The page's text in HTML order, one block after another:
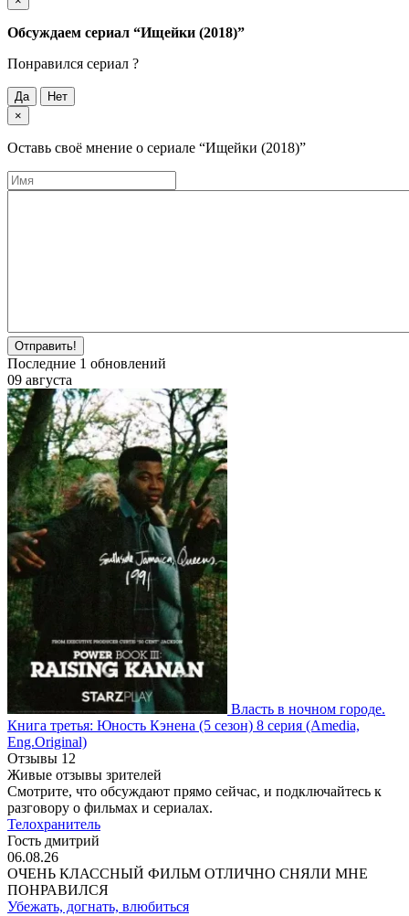
Обсуждаем cериал “Ищейки (2018)”
Понравился cериал ?
Да
Нет
×
Оставь своё мнение о cериале “Ищейки (2018)”
Отправить!
Последние 1 обновлений
09 августа
Власть в ночном городе.
Книга третья: Юность Кэнена (5 сезон) 8 серия (Amedia,
Eng.Original)
Отзывы 12
Живые отзывы зрителей
Смотрите, что обсуждают прямо сейчас, и подключайтесь к
разговору о фильмах и сериалах.
Телохранитель
Гость дмитрий
06.08.26
ОЧЕНЬ КЛАССНЫЙ ФИЛЬМ ОТЛИЧНО СНЯЛИ МНЕ
ПОНРАВИЛСЯ
Убежать, догнать, влюбиться